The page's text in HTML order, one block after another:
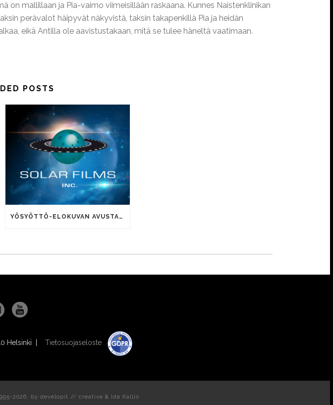
mallillaan ja Pia-vaimo viimeisillään raskaana. Kunnes Naistenklinikan
perävalot häipyvät näkyvistä, taksin takapenkillä Pia ja heidän
eikä Antilla ole aavistustakaan, mitä se tulee häneltä vaatimaan.
POSTS
YÖSYÖTTÖ-ELOKUVAN AVUSTAJAHAKU ON KÄYNNISSÄ NYT
Helsinki | Tietosuojaseloste
2026, by developit // creative & Ida Kallio